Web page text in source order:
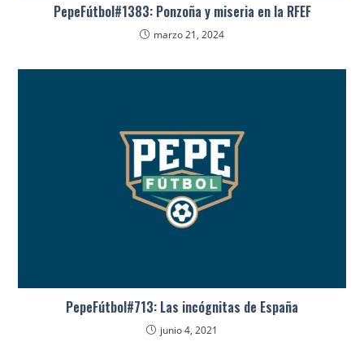
PepeFútbol#1383: Ponzoña y miseria en la RFEF
marzo 21, 2024
PepeFútbol#713: Las incógnitas de España
junio 4, 2021